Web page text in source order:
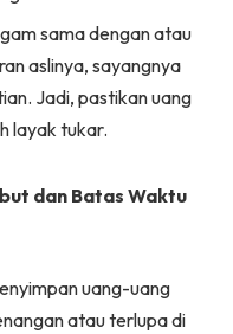
sama dengan atau
aslinya, sayangnya
Jadi, pastikan uang
layak tukar.
dan Batas Waktu
uang-uang
atau terlupa di